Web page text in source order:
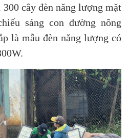
300 cây đèn năng lượng mặt
sáng con đường nông
là mẫu đèn năng lượng có